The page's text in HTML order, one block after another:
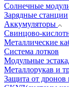
Солнечные
Зарядные станции
Аккумуляторы
Свинцово-
Металлические
Система лотков
Модульные
Металлорукав и
Защита от